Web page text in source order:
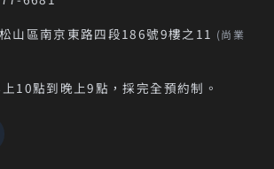
山區南京東路四段186號9樓之11 (尚業
10點到晚上9點，採完全預約制。